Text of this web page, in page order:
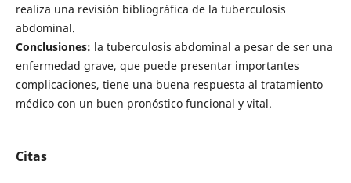
realiza una revisión bibliográfica de la tuberculosis
abdominal.
Conclusiones: la tuberculosis abdominal a pesar de ser una
enfermedad grave, que puede presentar importantes
complicaciones, tiene una buena respuesta al tratamiento
médico con un buen pronóstico funcional y vital.
Citas